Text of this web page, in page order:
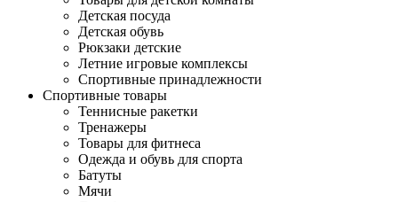
Детская посуда
Детская обувь
Рюкзаки детские
Летние игровые комплексы
Спортивные принадлежности
Спортивные товары
Теннисные ракетки
Тренажеры
Товары для фитнеса
Одежда и обувь для спорта
Батуты
Мячи